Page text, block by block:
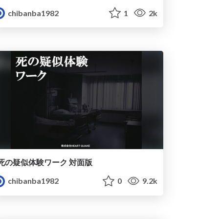
chibanba1982 1 2k
の疑似体験ワーク 対面版
chibanba1982
0 9.2k